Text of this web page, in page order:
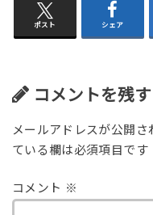
ポスト シェア
コメントを残す
メールアドレスが公開さ
ている欄は必須項目です
コメント ※